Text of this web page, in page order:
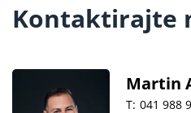
Kontaktirajte
Martin
T: 041 988